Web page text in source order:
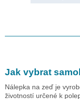
Jak vybrat
Nálepka na zeď je
životností určené k